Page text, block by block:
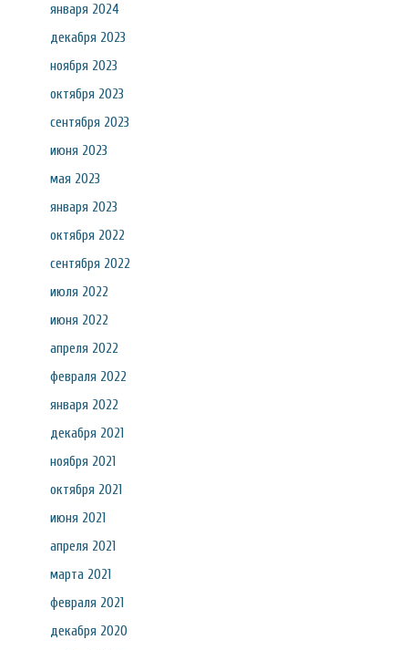
января 2024
декабря 2023
ноября 2023
октября 2023
сентября 2023
июня 2023
мая 2023
января 2023
октября 2022
сентября 2022
июля 2022
июня 2022
апреля 2022
февраля 2022
января 2022
декабря 2021
ноября 2021
октября 2021
июня 2021
апреля 2021
марта 2021
февраля 2021
декабря 2020